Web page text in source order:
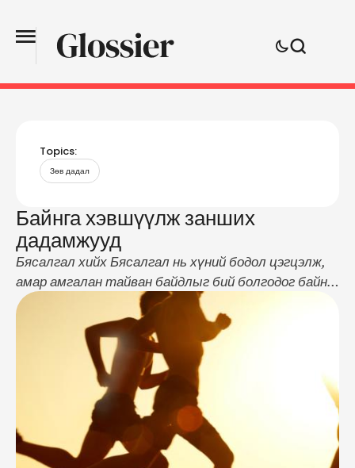
Topics:
Зөв дадал
Байнга хэвшүүлж занших
дадамжууд
Бясалгал хийх Бясалгал нь хүний бодол цэгцэлж,
амар амгалан тайван байдлыг бий болгодог байна.
Харин тайван амарч чадах үед хүний биеийн
азотын исэл илүү боловсорч, судсаар дамжих
цусны эргэлт хэвийн үргэлжлэхэд тус болдог
байна. Гэрийн тэжээвэр амьтныг өхөөрдөж,
хайрлах Судлаачид гэрийн тэжээвэр амьтантай
хүмүүс цусны даралт бага байдаг гэдгийг
тогтоосон байна. Жишээлбэл нохойгоо
салхилуулан алхах, …